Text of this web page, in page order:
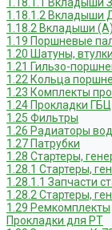
1.18.1.2 Вкладыши
1.18.2 Вкладыши (А)
1.19 Поршневые
1.20 Шатуны,
1.21 Гильзо-
1.22 Кольца
1.23 Комплекты
1.24 Прокладки ГБЦ
1.25 Фильтры
1.26 Радиаторы
1.27 Патрубки
1.28 Стартеры,
1.28.1 Стартеры,
1.28.1.1 Запчасти
1.28.2 Стартеры,
1.29 Ремкомплекты
Прокладки для РТ